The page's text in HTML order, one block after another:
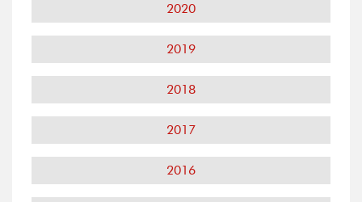
2020
2019
2018
2017
2016